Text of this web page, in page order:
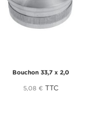
Bouchon 33,7 x 2,0
5,08 € TTC